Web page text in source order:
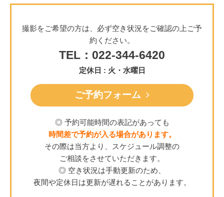
撮影をご希望の方は、必ず空き状況をご確認の上ご予
約ください。
TEL：022-344-6420
定休日 : 火・水曜日
ご予約フォーム
◎ 予約可能時間の表記があっても
時間差で予約が入る場合があります。
その際は当方より、スケジュール調整の
ご相談をさせていただきます。
◎ 空き状況は手動更新のため、
夜間や定休日は更新が遅れることがあります。